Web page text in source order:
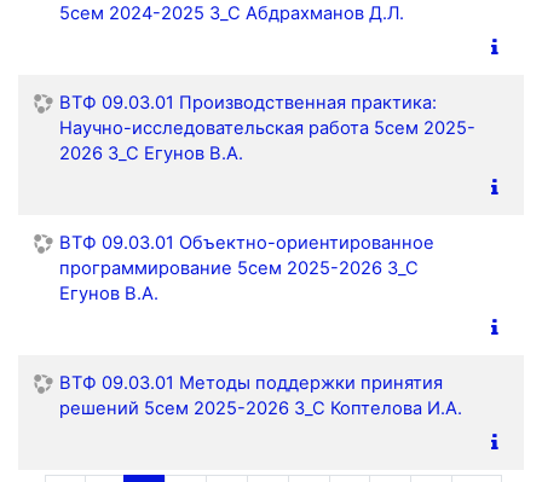
5сем 2024-2025 З_С Абдрахманов Д.Л.
ВТФ 09.03.01 Производственная практика:
Научно-исследовательская работа 5сем 2025-
2026 З_С Егунов В.А.
ВТФ 09.03.01 Объектно-ориентированное
программирование 5сем 2025-2026 З_С
Егунов В.А.
ВТФ 09.03.01 Методы поддержки принятия
решений 5сем 2025-2026 З_С Коптелова И.А.